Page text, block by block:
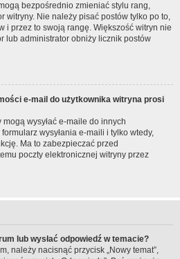
bezpośrednio zmieniać stylu rang,
witryny. Nie należy pisać postów tylko po to,
i przez to swoją rangę. Większość witryn nie
lub administrator obniży licznik postów
e-mail do użytkownika witryna prosi
wysyłać e-maile do innych
wysyłania e-maili i tylko wtedy,
Ma to zabezpieczać przed
poczty elektronicznej witryny przez
lub wysłać odpowiedź w temacie?
należy nacisnąć przycisk „Nowy temat”,